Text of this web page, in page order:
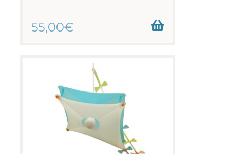
55,00€